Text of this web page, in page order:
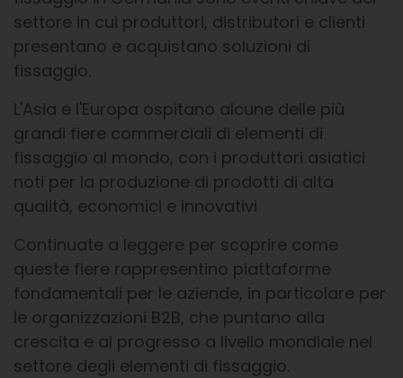
settore in cui produttori, distributori e clienti
presentano e acquistano soluzioni di
fissaggio.
L'Asia e l'Europa ospitano alcune delle più
grandi fiere commerciali di elementi di
fissaggio al mondo, con i produttori asiatici
noti per la produzione di prodotti di alta
qualità, economici e innovativi
Continuate a leggere per scoprire come
queste fiere rappresentino piattaforme
fondamentali per le aziende, in particolare per
le organizzazioni B2B, che puntano alla
crescita e al progresso a livello mondiale nel
settore degli elementi di fissaggio.